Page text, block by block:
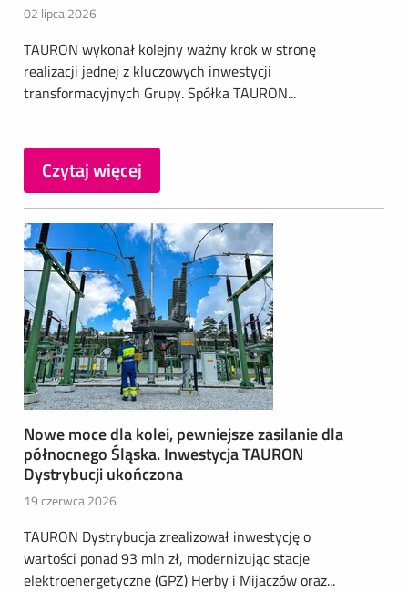
02 lipca 2026
TAURON wykonał kolejny ważny krok w stronę
realizacji jednej z kluczowych inwestycji
transformacyjnych Grupy. Spółka TAURON...
Czytaj więcej
Nowe moce dla kolei, pewniejsze zasilanie dla
północnego Śląska. Inwestycja TAURON
Dystrybucji ukończona
19 czerwca 2026
TAURON Dystrybucja zrealizował inwestycję o
wartości ponad 93 mln zł, modernizując stacje
elektroenergetyczne (GPZ) Herby i Mijaczów oraz...